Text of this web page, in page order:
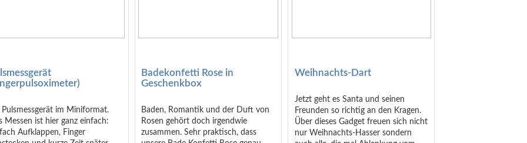
Pulsmessgerät im Miniformat.
Messen ist hier ganz einfach:
Aufklappen, Finger
Badekonfetti Rose in
Geschenkbox
Baden, Romantik und der Duft von
Rosen gehört doch irgendwie
zusammen. Sehr praktisch, dass
Weihnachts-Dart
Jetzt geht es Santa und seinen
Freunden so richtig an den Kragen.
Über dieses Gadget freuen sich nicht
nur Weihnachts-Hasser sondern